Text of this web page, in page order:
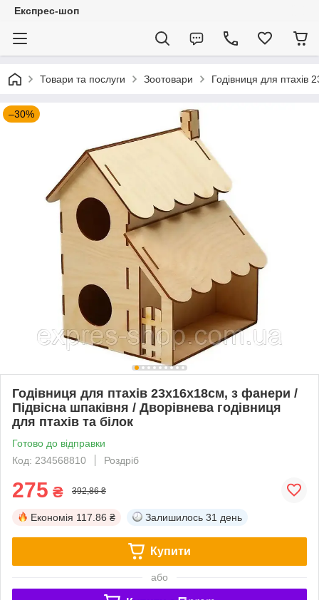
Експрес-шоп
Товари та послуги Зоотовари Годівниця для птахів
–30%
Годівниця для птахів 23х16х18см, з фанери /
Підвісна шпаківня / Дворівнева годівниця
для птахів та білок
Готово до відправки
Код: 234568810
Роздріб
275 ₴ 392,86 ₴
Економія 117.86 ₴ Залишилось 31 день
Купити
або